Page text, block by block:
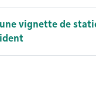
vignette de